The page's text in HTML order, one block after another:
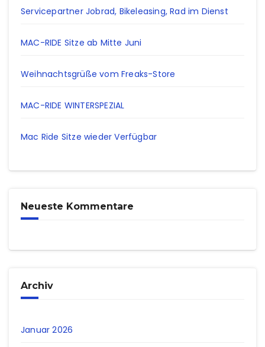
Servicepartner Jobrad, Bikeleasing, Rad im Dienst
MAC-RIDE Sitze ab Mitte Juni
Weihnachtsgrüße vom Freaks-Store
MAC-RIDE WINTERSPEZIAL
Mac Ride Sitze wieder Verfügbar
Neueste Kommentare
Archiv
Januar 2026